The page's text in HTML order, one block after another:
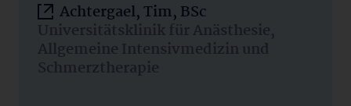
Achtergael, Tim, BSc
Universitätsklinik für Anästhesie,
Allgemeine Intensivmedizin und
Schmerztherapie